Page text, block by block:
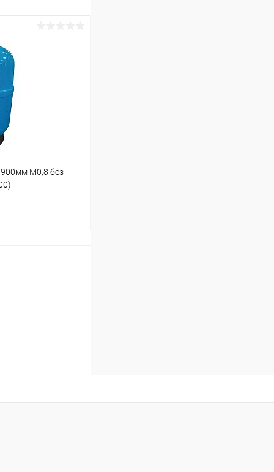
900мм М0,8 без